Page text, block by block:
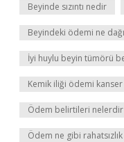
Beyinde sızıntı nedir
Beyindeki ödemi ne
İyi huylu beyin tümörü
Kemik iliği ödemi
Ödem belirtileri nelerdir
Ödem ne gibi